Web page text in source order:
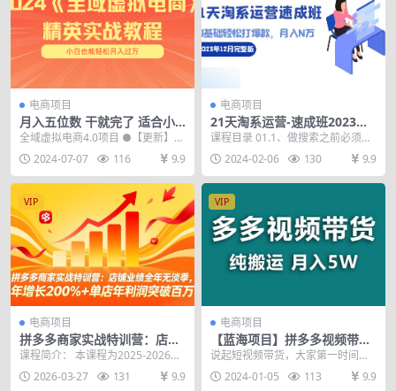
电商项目
月入五位数 干就完了 适合小
白的全域虚拟电商项目（无水
印教程+交付手册）
全域虚拟电商4.0项目 ●【更新】
私域王者成交话术模板 后端资源库
全域对标账...
2024-07-07 116 9.9
电商项目
21天淘系运营-速成班2023年1
2月完整版：0基础轻松打爆
款，月入N万-110节课
课程目录 01.1、做搜索之前必须要
做的几件事情.mp4 02.2、如何做出
一个...2024-02-06 130 9.9
VIP
电商项目
拼多多商家实战特训营：店铺
业绩全年无淡季，年增长20
年3月更新)
课程简介： 本课程为2025-2026年
度拼多多商家实战特训营全年连载
更新内容，...
2026-03-27 131 9.9
VIP
电商项目
【蓝海项目】拼多多视频带货
纯搬运一个月搞了5w佣金，小
说起短视频带货，大家第一时间想
到的都是抖音 快手 视频号。 其实
真正的蓝海拼多多...
2024-01-05 113 9.9